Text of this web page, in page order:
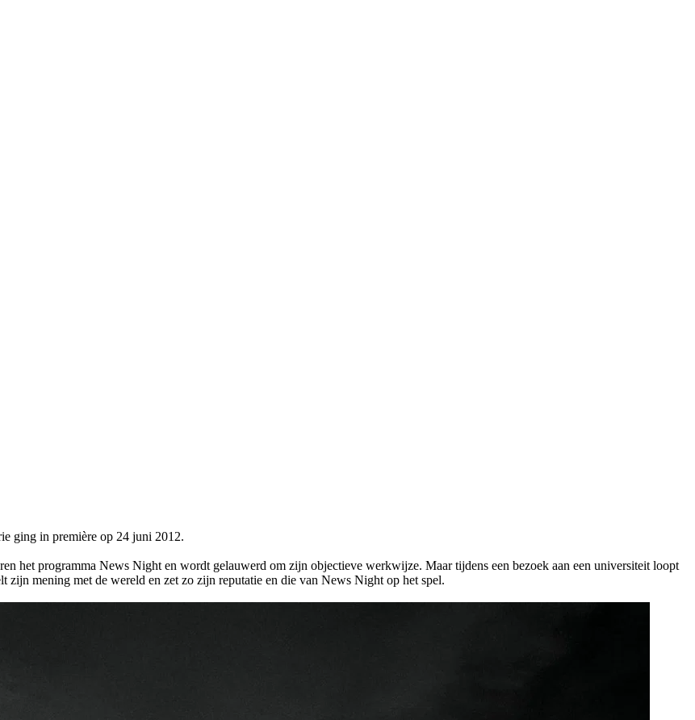
ging in première op 24 juni 2012.
het programma News Night en wordt gelauwerd om zijn objectieve werkwijze. Maar tijdens een bezoek aan een universiteit loopt
mening met de wereld en zet zo zijn reputatie en die van News Night op het spel.